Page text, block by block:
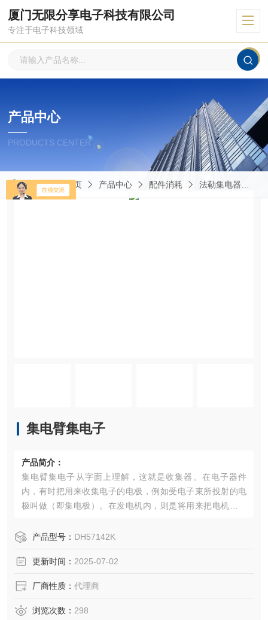
厦门无限分享电子科技有限公司
专注于电子科技领域
产品中心
PRODUCTS CENTER
当前位置：首页 产品中心 配件消耗 法勒集电器
集电臂集电子
产品简介：
集电臂集电子从字面上理解，这就是收集器。在电子器件
内，有时把用来收集电子的电极，例如受电子束所投射的电
极叫做（即集电极）。在发电机内，则是将用来把电机内所
变化着的电流的装置叫做
产品型号： DH57142K
更新时间： 2025-07-02
厂商性质： 代理商
浏览次数： 298